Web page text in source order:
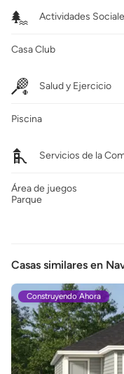
Actividades
Casa Club
Salud y Ejercicio
Piscina
Servicios de la
Área de juegos
Parque
Casas similares en
Construyendo Ahora